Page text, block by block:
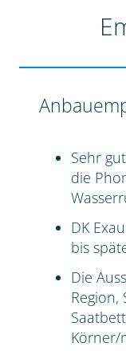
Sehr
die
DK
bis
Die
Region,
Körner/